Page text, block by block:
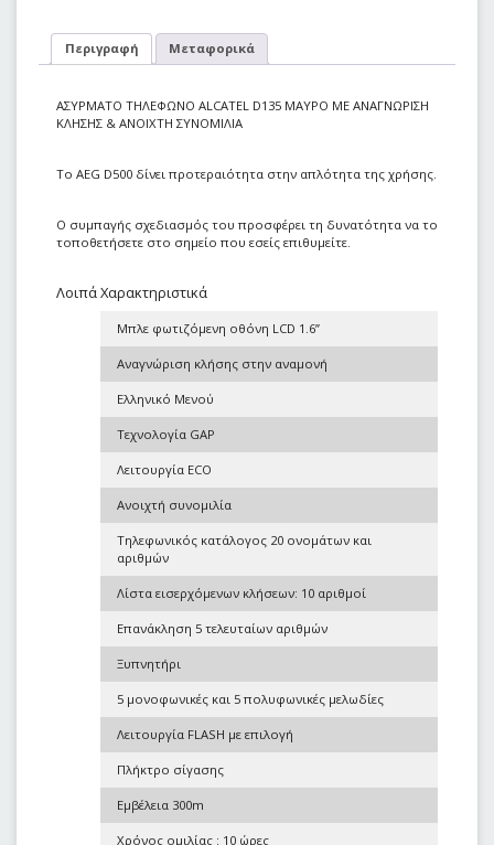
Περιγραφή Μεταφορικά
ΑΣΥΡΜΑΤΟ ΤΗΛΕΦΩΝΟ ALCATEL D135 ΜΑΥΡΟ ΜΕ ΑΝΑΓΝΩΡΙΣΗ
ΚΛΗΣΗΣ & ΑΝΟΙΧΤΗ ΣΥΝΟΜΙΛΙΑ
Το AEG D500 δίνει προτεραιότητα στην απλότητα της χρήσης.
Ο συμπαγής σχεδιασμός του προσφέρει τη δυνατότητα να το
τοποθετήσετε στο σημείο που εσείς επιθυμείτε.
Λοιπά Χαρακτηριστικά
Μπλε φωτιζόμενη οθόνη LCD 1.6’’
Αναγνώριση κλήσης στην αναμονή
Ελληνικό Μενού
Τεχνολογία GAP
Λειτουργία ECO
Ανοιχτή συνομιλία
Τηλεφωνικός κατάλογος 20 ονομάτων και
αριθμών
Λίστα εισερχόμενων κλήσεων: 10 αριθμοί
Επανάκληση 5 τελευταίων αριθμών
Ξυπνητήρι
5 μονοφωνικές και 5 πολυφωνικές μελωδίες
Λειτουργία FLASH με επιλογή
Πλήκτρο σίγασης
Εμβέλεια 300m
Χρόνος ομιλίας : 10 ώρες